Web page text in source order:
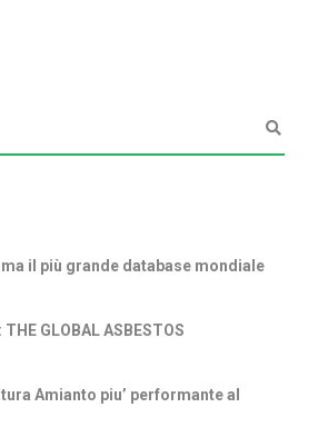
il più grande database mondiale
THE GLOBAL ASBESTOS
Amianto piu’ performante al